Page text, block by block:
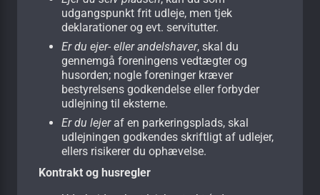
udgangspunkt frit udleje, men tjek
deklarationer og evt. servitutter.
Er du ejer- eller andelshaver, skal du
gennemgå foreningens vedtægter og
husorden; nogle foreninger kræver
bestyrelsens godkendelse eller forbyder
udlejning til eksterne.
Er du lejeraf en parkeringsplads, skal
udlejningen godkendes skriftligt af udlejer,
ellers risikerer du ophævelse.
Kontrakt og husregler